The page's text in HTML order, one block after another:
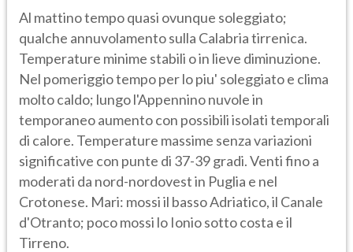
Al mattino tempo quasi ovunque soleggiato;
qualche annuvolamento sulla Calabria tirrenica.
Temperature minime stabili o in lieve diminuzione.
Nel pomeriggio tempo per lo piu' soleggiato e clima
molto caldo; lungo l'Appennino nuvole in
temporaneo aumento con possibili isolati temporali
di calore. Temperature massime senza variazioni
significative con punte di 37-39 gradi. Venti fino a
moderati da nord-nordovest in Puglia e nel
Crotonese. Mari: mossi il basso Adriatico, il Canale
d'Otranto; poco mossi lo Ionio sotto costa e il
Tirreno.